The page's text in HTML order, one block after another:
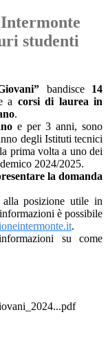
studenti
bandisce 14
a corsi di laurea in
.
e per 3 anni, sono
degli Istituti tecnici
prima volta a uno dei
2024/2025.
la domanda
posizione utile in
è possibile
.
su come